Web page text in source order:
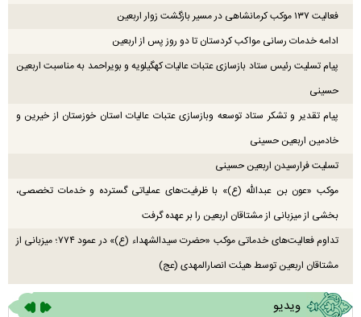
فعالیت ۱۳۷ موکب کرمانشاهی در مسیر بازگشت زوار اربعین
ادامه خدمات رسانی مواکب کردستان تا دو روز پس از اربعین
پیام تسلیت رئیس ستاد بازسازی عتبات عالیات کهگیلویه و بویراحمد به مناسبت اربعین
حسینی
پیام تقدیر و تشکر ستاد توسعه وبازسازی عتبات عالیات استان خوزستان از خیرین و
خادمین اربعین حسینی
تسلیت فرارسیدن اربعین حسینی
موکب «عون بن عبدالله (ع)» با ظرفیت‌های عملیاتی گسترده و خدمات تخصصی،
بخشی از میزبانی از مشتاقان اربعین را بر عهده گرفت
تداوم فعالیت‌های خدماتی موکب «حضرت سیدالشهداء (ع)» در عمود ۷۷۴؛ میزبانی از
مشتاقان اربعین توسط هیئت انصارالمهدی (عج)
ویدیو